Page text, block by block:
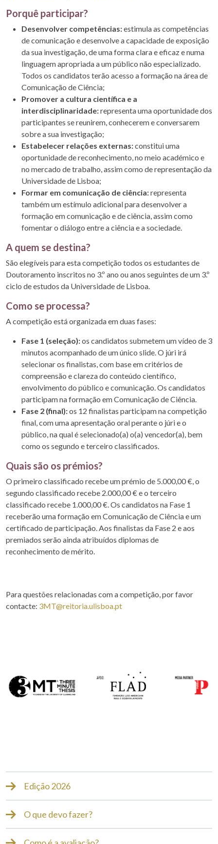
Porquê participar?
Desenvolver competências:estimula as competências
de comunicação e desenvolve a capacidade de exposição
da sua investigação, de uma forma clara e eficaz e numa
linguagem apropriada a um público não especializado.
Todos os candidatos terão acesso a formação na área de
Comunicação de Ciência;
Promover a cultura científica e a
interdisciplinaridade:representa uma oportunidade dos
participantes se reunirem, conhecerem e conversarem
sobre a sua investigação;
Estabelecer relações externas:constitui uma
oportunidade de reconhecimento, no meio académico e
no mercado de trabalho, assim como de representação da
Universidade de Lisboa;
Formar em comunicação de ciência:representa
também um estímulo adicional para desenvolver a
formação em comunicação e de ciência, assim como
fomentar o diálogo entre a ciência e a sociedade.
A quem se destina?
São elegíveis para esta competição todos os estudantes de
Doutoramento inscritos no 3.º ano ou anos seguintes de um 3.º
ciclo de estudos da Universidade de Lisboa.
Como se processa?
A competição está organizada em duas fases:
Fase 1 (seleção):os candidatos submetem um vídeo de 3
minutos acompanhado de um único slide. O júri irá
selecionar os finalistas, com base em critérios de
compreensão e clareza do conteúdo científico,
envolvimento do público e comunicação. Os candidatos
participam na formação em Comunicação de Ciência.
Fase 2 (final):os 12 finalistas participam na competição
final, com uma apresentação oral perante o júri e o
público, na qual é selecionado(a) o(a) vencedor(a), bem
como os segundo e terceiro classificados.
Quais são os prémios?
O primeiro classificado recebe um prémio de 5.000,00 €, o
segundo classificado recebe 2.000,00 € e o terceiro
classificado recebe 1.000,00 €. Os candidatos na Fase 1
receberão uma formação em Comunicação de Ciência e um
certificado de participação. Aos finalistas da Fase 2 e aos
premiados serão ainda atribuídos diplomas de
reconhecimento de mérito.
Para questões relacionadas com a competição, por favor
contacte: 3MT@reitoria.ulisboa.pt
Edição 2026
O que devo fazer?